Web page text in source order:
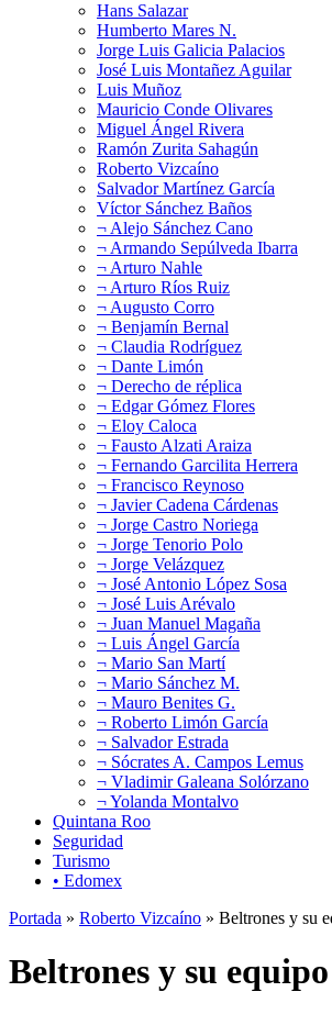
Hans Salazar
Humberto Mares N.
Jorge Luis Galicia Palacios
José Luis Montañez Aguilar
Luis Muñoz
Mauricio Conde Olivares
Miguel Ángel Rivera
Ramón Zurita Sahagún
Roberto Vizcaíno
Salvador Martínez García
Víctor Sánchez Baños
¬ Alejo Sánchez Cano
¬ Armando Sepúlveda Ibarra
¬ Arturo Nahle
¬ Arturo Ríos Ruiz
¬ Augusto Corro
¬ Benjamín Bernal
¬ Claudia Rodríguez
¬ Dante Limón
¬ Derecho de réplica
¬ Edgar Gómez Flores
¬ Eloy Caloca
¬ Fausto Alzati Araiza
¬ Fernando Garcilita Herrera
¬ Francisco Reynoso
¬ Javier Cadena Cárdenas
¬ Jorge Castro Noriega
¬ Jorge Tenorio Polo
¬ Jorge Velázquez
¬ José Antonio López Sosa
¬ José Luis Arévalo
¬ Juan Manuel Magaña
¬ Luis Ángel García
¬ Mario San Martí
¬ Mario Sánchez M.
¬ Mauro Benites G.
¬ Roberto Limón García
¬ Salvador Estrada
¬ Sócrates A. Campos Lemus
¬ Vladimir Galeana Solórzano
¬ Yolanda Montalvo
Quintana Roo
Seguridad
Turismo
• Edomex
Portada » Roberto Vizcaíno » Beltrones y su
Beltrones y su